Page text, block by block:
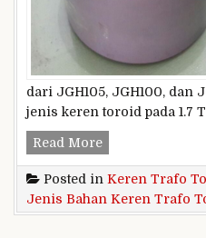
dari JGH105, JGH100, dan
jenis keren toroid pada 1.7
Read MoreBerbagai
Bahan
Keren
Posted in Keren Trafo
Jenis Bahan Keren Trafo